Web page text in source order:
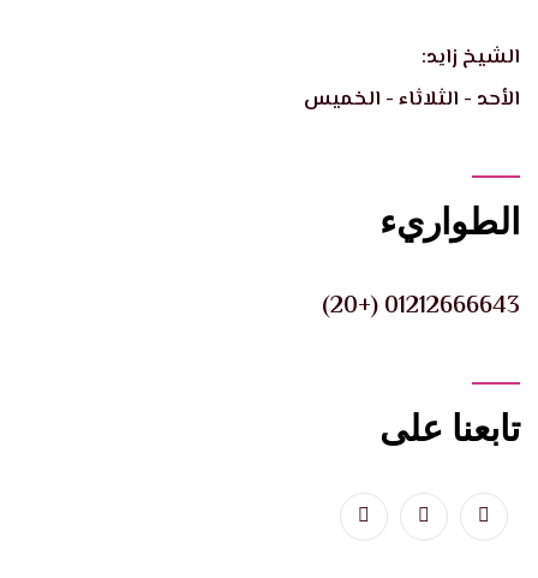
الشيخ زايد:
الأحد - الثلاثاء - الخميس
الطواريء
01212666643 (+20)
تابعنا على